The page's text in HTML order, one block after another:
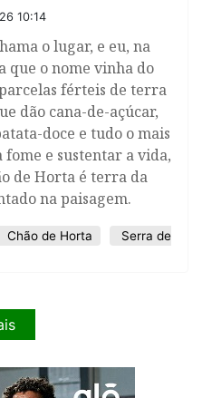
10:14
o lugar, e eu, na
que o nome vinha do
férteis de terra
dão cana-de-açúcar,
doce e tudo o mais
e sustentar a vida,
de Horta é terra da
na paisagem.
Chão de Horta
Serra de